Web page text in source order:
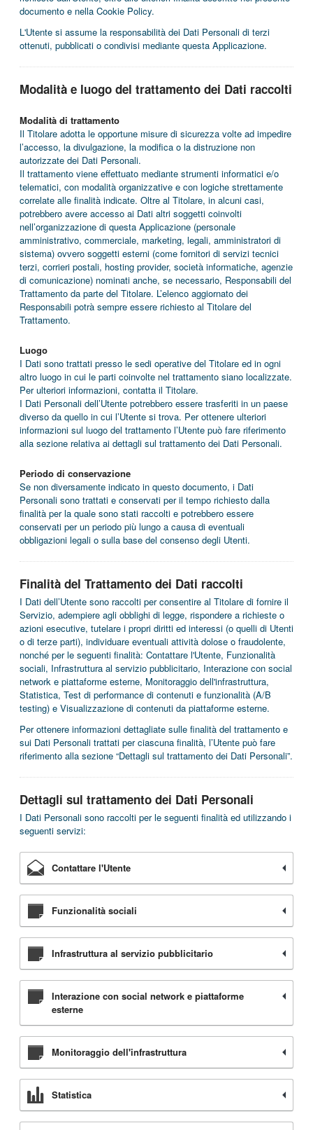
documento e nella Cookie Policy.
L'Utente si assume la responsabilità dei Dati Personali di terzi
ottenuti, pubblicati o condivisi mediante questa Applicazione.
Modalità e luogo del trattamento dei Dati raccolti
Modalità di trattamento
Il Titolare adotta le opportune misure di sicurezza volte ad impedire
l’accesso, la divulgazione, la modifica o la distruzione non
autorizzate dei Dati Personali.
Il trattamento viene effettuato mediante strumenti informatici e/o
telematici, con modalità organizzative e con logiche strettamente
correlate alle finalità indicate. Oltre al Titolare, in alcuni casi,
potrebbero avere accesso ai Dati altri soggetti coinvolti
nell’organizzazione di questa Applicazione (personale
amministrativo, commerciale, marketing, legali, amministratori di
sistema) ovvero soggetti esterni (come fornitori di servizi tecnici
terzi, corrieri postali, hosting provider, società informatiche, agenzie
di comunicazione) nominati anche, se necessario, Responsabili del
Trattamento da parte del Titolare. L’elenco aggiornato dei
Responsabili potrà sempre essere richiesto al Titolare del
Trattamento.
Luogo
I Dati sono trattati presso le sedi operative del Titolare ed in ogni
altro luogo in cui le parti coinvolte nel trattamento siano localizzate.
Per ulteriori informazioni, contatta il Titolare.
I Dati Personali dell’Utente potrebbero essere trasferiti in un paese
diverso da quello in cui l’Utente si trova. Per ottenere ulteriori
informazioni sul luogo del trattamento l’Utente può fare riferimento
alla sezione relativa ai dettagli sul trattamento dei Dati Personali.
Periodo di conservazione
Se non diversamente indicato in questo documento, i Dati
Personali sono trattati e conservati per il tempo richiesto dalla
finalità per la quale sono stati raccolti e potrebbero essere
conservati per un periodo più lungo a causa di eventuali
obbligazioni legali o sulla base del consenso degli Utenti.
Finalità del Trattamento dei Dati raccolti
I Dati dell’Utente sono raccolti per consentire al Titolare di fornire il
Servizio, adempiere agli obblighi di legge, rispondere a richieste o
azioni esecutive, tutelare i propri diritti ed interessi (o quelli di Utenti
o di terze parti), individuare eventuali attività dolose o fraudolente,
nonché per le seguenti finalità: Contattare l'Utente, Funzionalità
sociali, Infrastruttura al servizio pubblicitario, Interazione con social
network e piattaforme esterne, Monitoraggio dell'infrastruttura,
Statistica, Test di performance di contenuti e funzionalità (A/B
testing) e Visualizzazione di contenuti da piattaforme esterne.
Per ottenere informazioni dettagliate sulle finalità del trattamento e
sui Dati Personali trattati per ciascuna finalità, l’Utente può fare
riferimento alla sezione “Dettagli sul trattamento dei Dati Personali”.
Dettagli sul trattamento dei Dati Personali
I Dati Personali sono raccolti per le seguenti finalità ed utilizzando i
seguenti servizi:
Contattare l'Utente
Funzionalità sociali
Infrastruttura al servizio pubblicitario
Interazione con social network e piattaforme
esterne
Monitoraggio dell'infrastruttura
Statistica